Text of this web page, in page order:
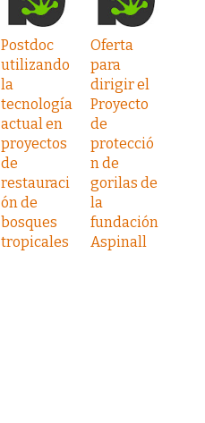
Postdoc
utilizando
la
tecnología
actual en
proyectos
de
restauraci
ón de
bosques
tropicales
Oferta
para
dirigir el
Proyecto
de
protecció
n de
gorilas de
la
fundación
Aspinall